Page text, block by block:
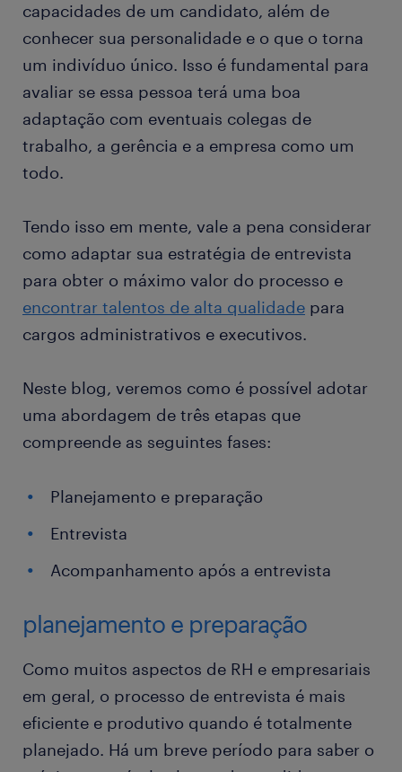
capacidades de um candidato, além de
conhecer sua personalidade e o que o torna
um indivíduo único. Isso é fundamental para
avaliar se essa pessoa terá uma boa
adaptação com eventuais colegas de
trabalho, a gerência e a empresa como um
todo.
Tendo isso em mente, vale a pena considerar
como adaptar sua estratégia de entrevista
para obter o máximo valor do processo e
encontrar talentos de alta qualidade para
cargos administrativos e executivos.
Neste blog, veremos como é possível adotar
uma abordagem de três etapas que
compreende as seguintes fases:
Planejamento e preparação
Entrevista
Acompanhamento após a entrevista
planejamento e preparação
Como muitos aspectos de RH e empresariais
em geral, o processo de entrevista é mais
eficiente e produtivo quando é totalmente
planejado. Há um breve período para saber o